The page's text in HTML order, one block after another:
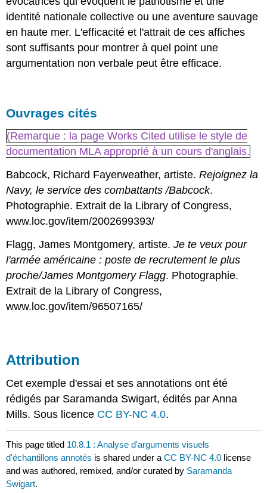
identité nationale collective ou une aventure sauvage
en haute mer. L'efficacité et l'attrait de ces affiches
sont suffisants pour montrer à quel point une
argumentation non verbale peut être efficace.
Ouvrages cités
(Remarque : la page Works Cited utilise le style de
documentation MLA approprié à un cours d'anglais.
Babcock, Richard Fayerweather, artiste.Rejoignez la
Navy, le service des combattants /Babcock.
Photographie. Extrait de la Library of Congress,
www.loc.gov/item/2002699393/
Flagg, James Montgomery, artiste.Je te veux pour
l'armée américaine : poste de recrutement le plus
proche/James Montgomery Flagg. Photographie.
Extrait de la Library of Congress,
www.loc.gov/item/96507165/
Attribution
Cet exemple d'essai et ses annotations ont été
rédigés par Saramanda Swigart, édités par Anna
Mills. Sous licence CC BY-NC 4.0.
This page titled 10.8.1 : Analyse d'arguments visuels
d'échantillons annotés is shared under aCC BY-NC 4.0 license
and was authored, remixed, and/or curated by Saramanda
Swigart.